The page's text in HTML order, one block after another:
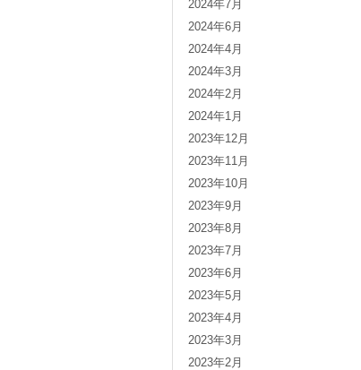
2024年7月
2024年6月
2024年4月
2024年3月
2024年2月
2024年1月
2023年12月
2023年11月
2023年10月
2023年9月
2023年8月
2023年7月
2023年6月
2023年5月
2023年4月
2023年3月
2023年2月